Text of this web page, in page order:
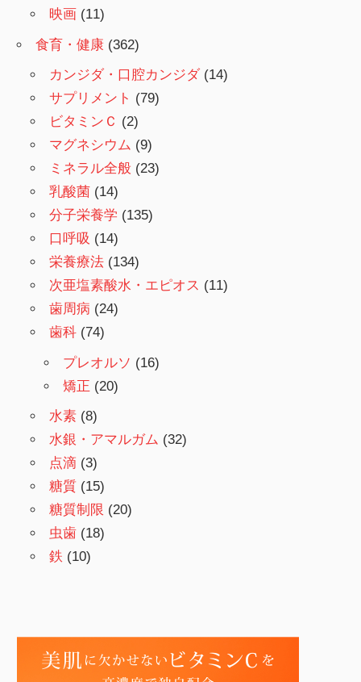
映画 (11)
食育・健康 (362)
カンジダ・口腔カンジダ (14)
サプリメント (79)
ビタミンＣ (2)
マグネシウム (9)
ミネラル全般 (23)
乳酸菌 (14)
分子栄養学 (135)
口呼吸 (14)
栄養療法 (134)
次亜塩素酸水・エピオス (11)
歯周病 (24)
歯科 (74)
プレオルソ (16)
矯正 (20)
水素 (8)
水銀・アマルガム (32)
点滴 (3)
糖質 (15)
糖質制限 (20)
虫歯 (18)
鉄 (10)